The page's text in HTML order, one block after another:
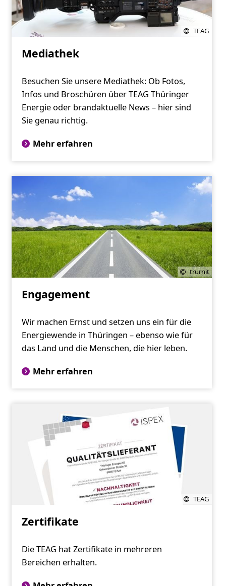
TEAG
Mediathek
Besuchen Sie unsere Mediathek: Ob Fotos,
Infos und Broschüren über TEAG Thüringer
Energie oder brandaktuelle News – hier sind
Sie genau richtig.
Mehr erfahren
trurnit
Engagement
Wir machen Ernst und setzen uns ein für die
Energiewende in Thüringen – ebenso wie für
das Land und die Menschen, die hier leben.
Mehr erfahren
TEAG
Zertifikate
Die TEAG hat Zertifikate in mehreren
Bereichen erhalten.